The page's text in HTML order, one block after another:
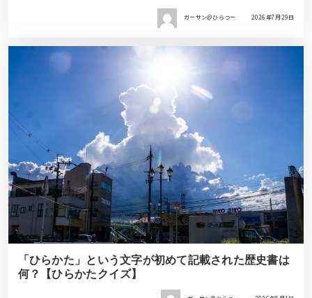
ガーサン＠ひらつー 2026年7月29日
「ひらかた」という文字が初めて記載された歴史書は
何？【ひらかたクイズ】